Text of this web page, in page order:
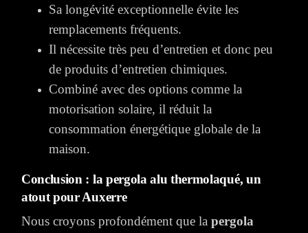
Sa longévité exceptionnelle évite les
remplacements fréquents.
Il nécessite très peu d’entretien et donc peu
de produits d’entretien chimiques.
Combiné avec des options comme la
motorisation solaire, il réduit la
consommation énergétique globale de la
maison.
Conclusion : la pergola alu thermolaqué, un
atout pour Auxerre
Nous croyons profondément que la pergola